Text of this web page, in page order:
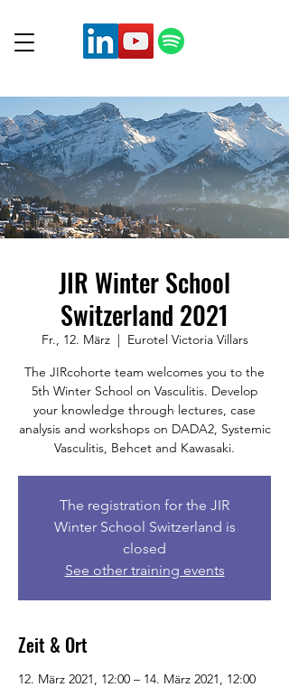
JIR Winter School
Switzerland 2021
Fr., 12. März
  |
Eurotel Victoria Villars
The JIRcohorte team welcomes you to the
5th Winter School on Vasculitis. Develop
your knowledge through lectures, case
analysis and workshops on DADA2, Systemic
Vasculitis, Behcet and Kawasaki.
The registration for the JIR
Winter School Switzerland is
closed
See other training events
Zeit & Ort
12. März 2021, 12:00 – 14. März 2021, 12:00